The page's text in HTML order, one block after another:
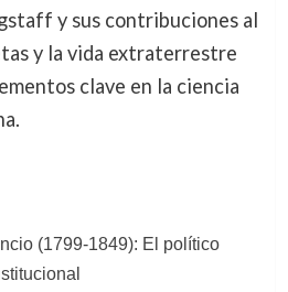
y sus contribuciones al
y la vida extraterrestre
clave en la ciencia
(1799-1849): El político